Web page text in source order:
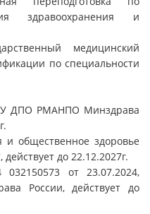
здравоохранения и
медицинский
по специальности
ДПО РМАНПО Минздрава
и общественное здоровье
до 22.12.2027г.
от 23.07.2024,
России, действует до